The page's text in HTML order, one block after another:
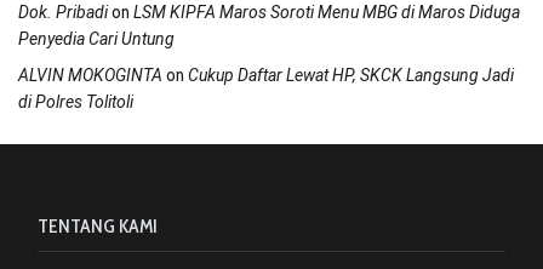
Dok. Pribadion LSM KIPFA Maros Soroti Menu MBG di Maros Diduga
Penyedia Cari Untung
ALVIN MOKOGINTA on Cukup Daftar Lewat HP, SKCK Langsung Jadi
di Polres Tolitoli
TENTANG KAMI